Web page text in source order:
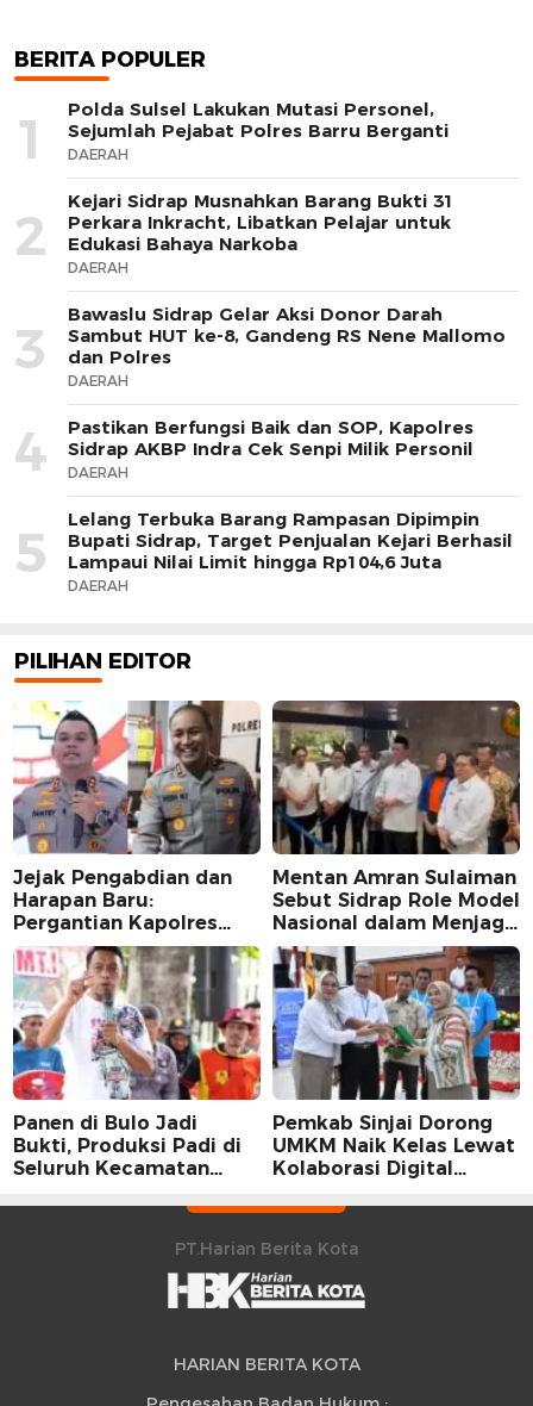
BERITA POPULER
1
Polda Sulsel Lakukan Mutasi Personel,
Sejumlah Pejabat Polres Barru Berganti
DAERAH
2
Kejari Sidrap Musnahkan Barang Bukti 31
Perkara Inkracht, Libatkan Pelajar untuk
Edukasi Bahaya Narkoba
DAERAH
3
Bawaslu Sidrap Gelar Aksi Donor Darah
Sambut HUT ke-8, Gandeng RS Nene Mallomo
dan Polres
DAERAH
4
Pastikan Berfungsi Baik dan SOP, Kapolres
Sidrap AKBP Indra Cek Senpi Milik Personil
DAERAH
5
Lelang Terbuka Barang Rampasan Dipimpin
Bupati Sidrap, Target Penjualan Kejari Berhasil
Lampaui Nilai Limit hingga Rp104,6 Juta
DAERAH
PILIHAN EDITOR
Jejak Pengabdian dan
Harapan Baru:
Pergantian Kapolres
Sidrap dalam Perspektif
Karier Dua Perwira
Mentan Amran Sulaiman
Sebut Sidrap Role Model
Nasional dalam Menjaga
Stabilitas Harga Telur
Panen di Bulo Jadi
Bukti, Produksi Padi di
Seluruh Kecamatan
Peningkatan
Pemkab Sinjai Dorong
UMKM Naik Kelas Lewat
Kolaborasi Digital
PT.Harian Berita Kota
HARIAN BERITA KOTA